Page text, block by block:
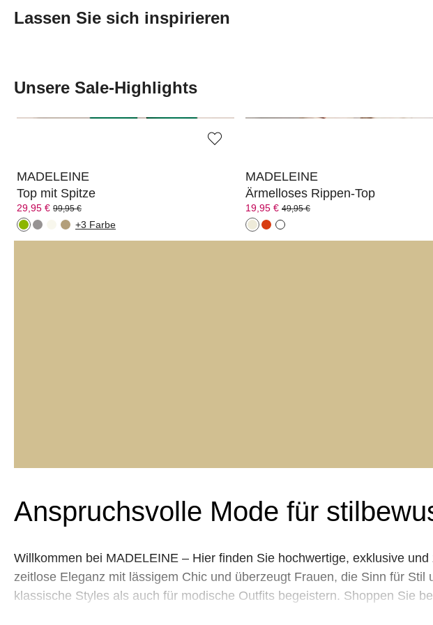
Lassen Sie sich inspirieren
Unsere Sale-Highlights
MADELEINE
Top mit Spitze
29,95 € 99,95 €
+3 Farbe
MADELEINE
Ärmelloses Rippen-Top
19,95 € 49,95 €
Anspruchsvolle Mode für
Willkommen bei MADELEINE – Hier finden Sie hochwertige, exklusive
zeitlose Eleganz mit lässigem Chic und überzeugt Frauen, die Sinn für
klassische Styles als auch für modische Outfits begeistern. Shoppen Sie